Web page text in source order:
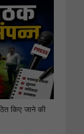
किए जाने की